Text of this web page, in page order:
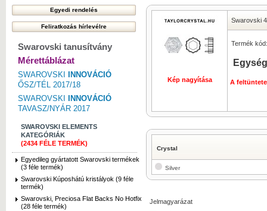
Swarovski tanusítvány
Mérettáblázat
SWAROVSKI
INNOVÁCIÓ
ŐSZ/TÉL 2017/18
SWAROVSKI
INNOVÁCIÓ
TAVASZ/NYÁR 2017
SWAROVSKI ELEMENTS
KATEGÓRIÁK
(2434 FÉLE TERMÉK)
Egyedileg gyártatott Swarovski termékek
(3 féle termék)
Swarovski Kúposhátú kristályok (9 féle
termék)
Swarovski, Preciosa Flat Backs No Hotfix
(28 féle termék)
Kép nagyítása
Swarovski
Termék kód:
A
Crystal
Silver
Jelmagyarázat